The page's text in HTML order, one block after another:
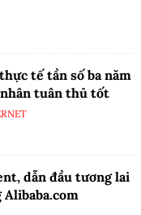
tế tần số ba năm
tuân thủ tốt
dẫn đầu tương lai